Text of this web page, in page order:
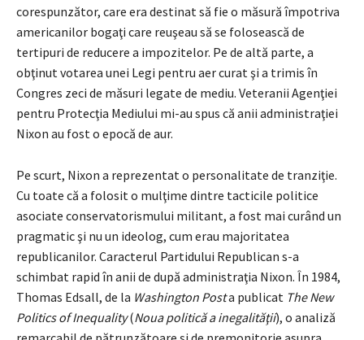
corespunzător, care era destinat să fie o măsură împotriva
americanilor bogaţi care reuşeau să se folosească de
tertipuri de reducere a impozitelor. Pe de altă parte, a
obţinut votarea unei Legi pentru aer curat şi a trimis în
Congres zeci de măsuri legate de mediu. Veteranii Agenţiei
pentru Protecţia Mediului mi-au spus că anii administraţiei
Nixon au fost o epocă de aur.
Pe scurt, Nixon a reprezentat o personalitate de tranziţie.
Cu toate că a folosit o mulţime dintre tacticile politice
asociate conservatorismului militant, a fost mai curând un
pragmatic şi nu un ideolog, cum erau majoritatea
republicanilor. Caracterul Partidului Republican s-a
schimbat rapid în anii de după administraţia Nixon. În 1984,
Thomas Edsall, de la Washington Posta publicat The New
Politics of Inequality(Noua politică a inegalităţii), o analiză